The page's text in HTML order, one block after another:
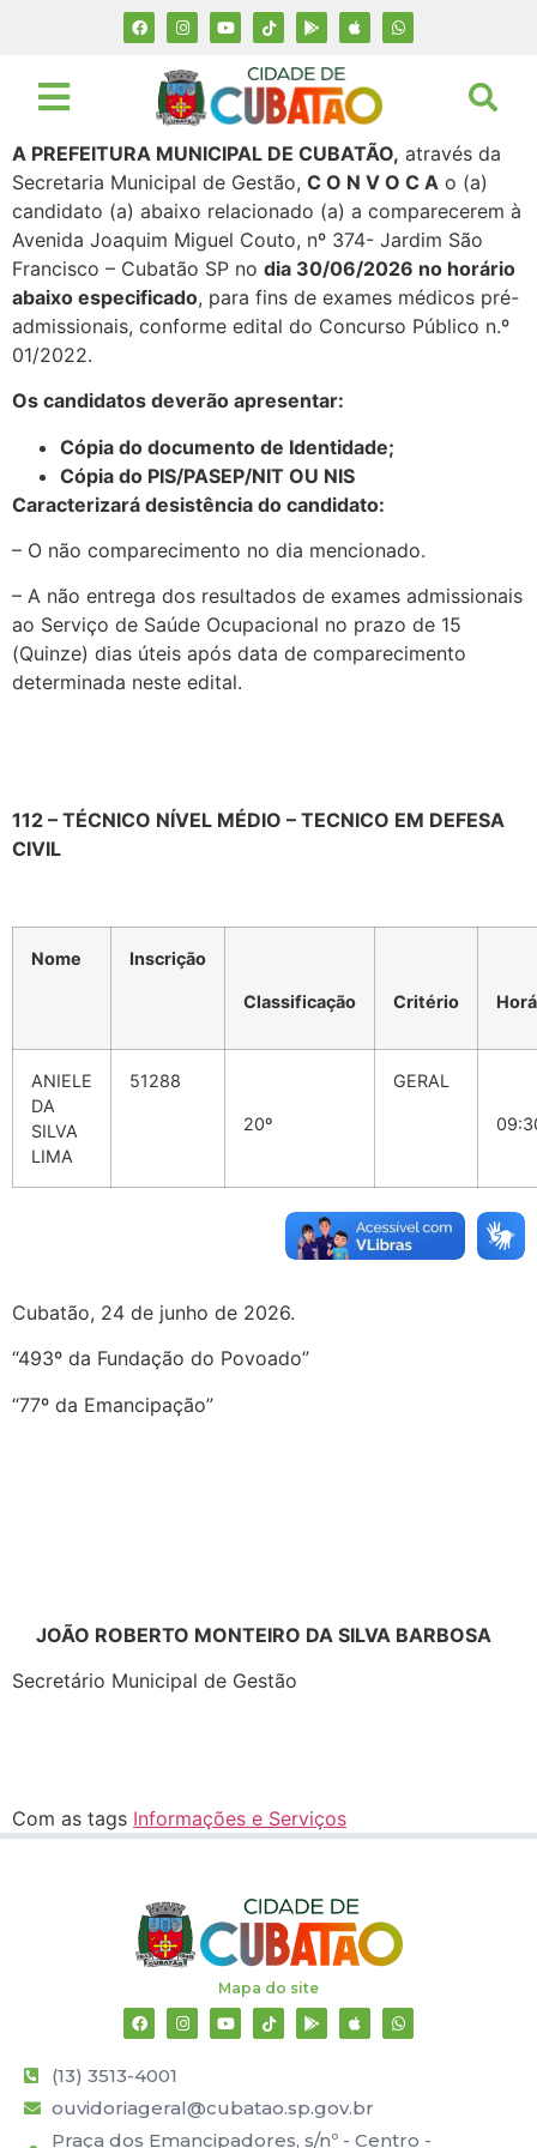
A PREFEITURA MUNICIPAL DE CUBATÃO, através da
Secretaria Municipal de Gestão, C O N V O C A o (a)
candidato (a) abaixo relacionado (a) a comparecerem à
Avenida Joaquim Miguel Couto, nº 374- Jardim São
Francisco – Cubatão SP no dia 30/06/2026 no horário
abaixo especificado, para fins de exames médicos pré-
admissionais, conforme edital do Concurso Público n.º
01/2022.
Os candidatos deverão apresentar:
Cópia do documento de Identidade;
Cópia do PIS/PASEP/NIT OU NIS
Caracterizará desistência do candidato:
– O não comparecimento no dia mencionado.
– A não entrega dos resultados de exames admissionais
ao Serviço de Saúde Ocupacional no prazo de 15
(Quinze) dias úteis após data de comparecimento
determinada neste edital.
112 – TÉCNICO NÍVEL MÉDIO – TECNICO EM DEFESA
CIVIL
Nome Inscrição
Classificação Critério
ANIELE
DA
SILVA
LIMA
51288
20º
GERAL
Cubatão, 24 de junho de 2026.
“493º da Fundação do Povoado”
“77º da Emancipação”
JOÃO ROBERTO MONTEIRO DA SILVA BARBOSA
Secretário Municipal de Gestão
Com as tags Informações e Serviços
Mapa do site
(13) 3513-4001
ouvidoriageral@cubatao.sp.gov.br
Praça dos Emancipadores, s/nº - Centro -